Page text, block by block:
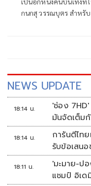
กนกสุ วรรณบุตร สำหรั
NEWS UPDATE
18:14 น.
'ช่อง
มันจัดเต็ม
18:14 น.
การันตีไทย
รับข้อเสน
18:11 น.
'มะมาย-ป
แชมป์ อิเ